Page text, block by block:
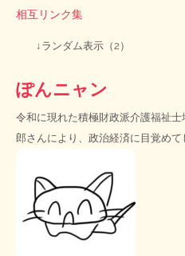
相互リンク集
↓ランダム表示（2）
ぽんニャン
令和に現れた積極財政派介護福祉士
郎さんにより、政治経済に目覚めて